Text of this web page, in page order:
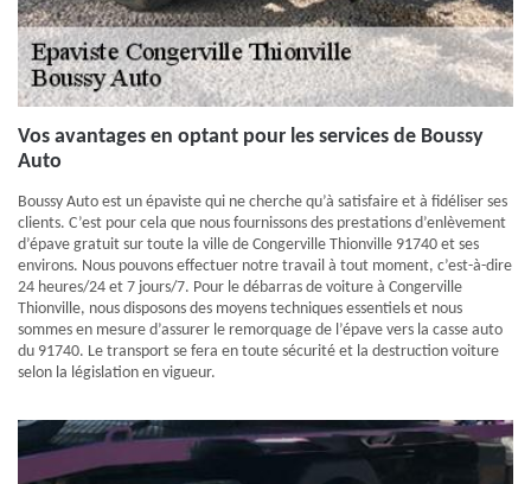
Vos avantages en optant pour les services de Boussy
Auto
Boussy Auto est un épaviste qui ne cherche qu’à satisfaire et à fidéliser ses
clients. C’est pour cela que nous fournissons des prestations d’enlèvement
d’épave gratuit sur toute la ville de Congerville Thionville 91740 et ses
environs. Nous pouvons effectuer notre travail à tout moment, c’est-à-dire
24 heures/24 et 7 jours/7. Pour le débarras de voiture à Congerville
Thionville, nous disposons des moyens techniques essentiels et nous
sommes en mesure d’assurer le remorquage de l’épave vers la casse auto
du 91740. Le transport se fera en toute sécurité et la destruction voiture
selon la législation en vigueur.